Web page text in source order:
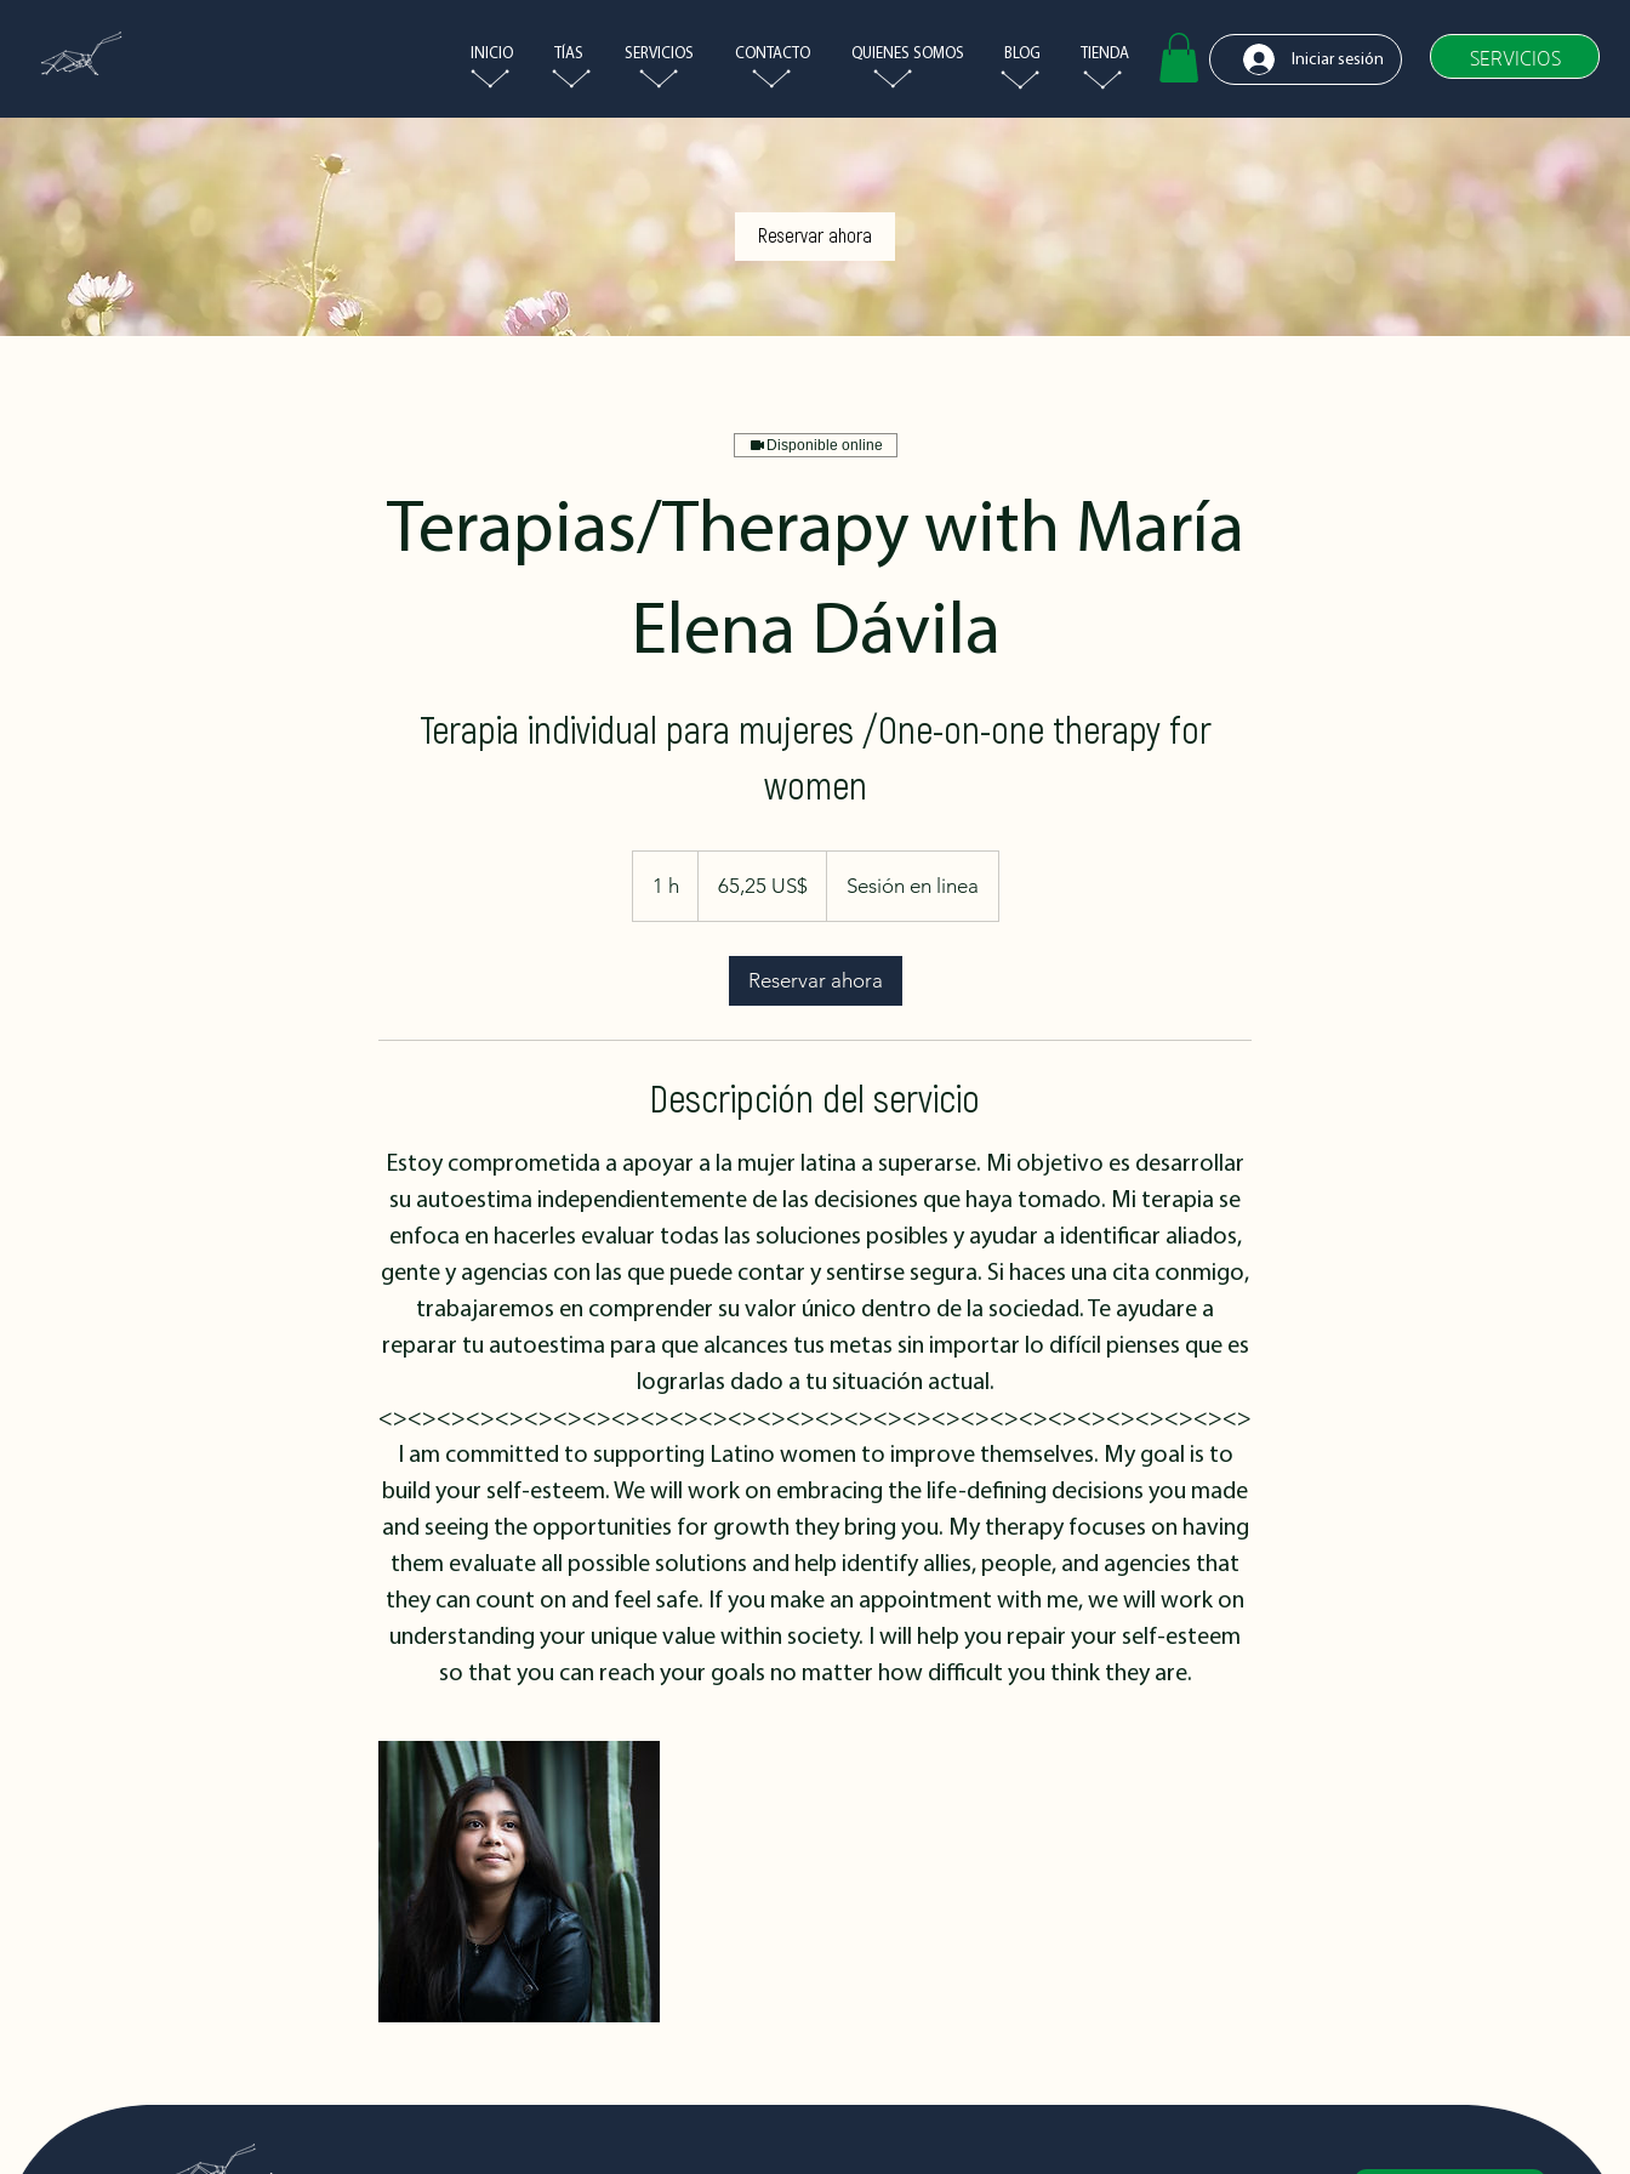
INICIO TÍAS SERVICIOS CONTACTO QUIENES SOMOS BLOG TIENDA Iniciar sesión SERVICIOS
Reservar ahora
Disponible online
Terapias/Therapy with María
Elena Dávila
Terapia individual para mujeres /One-on-one therapy for
women
1 h
estadounidenses
65,25 US$ Sesión en linea
Reservar ahora
Descripción del servicio
Estoy comprometida a apoyar a la mujer latina a superarse. Mi objetivo es desarrollar
su autoestima independientemente de las decisiones que haya tomado. Mi terapia se
enfoca en hacerles evaluar todas las soluciones posibles y ayudar a identificar aliados,
gente y agencias con las que puede contar y sentirse segura. Si haces una cita conmigo,
trabajaremos en comprender su valor único dentro de la sociedad. Te ayudare a
reparar tu autoestima para que alcances tus metas sin importar lo difícil pienses que es
lograrlas dado a tu situación actual.
<><><><><><><><><><><><><><><><><><><><><><><><><><><><><><>
I am committed to supporting Latino women to improve themselves. My goal is to
build your self-esteem. We will work on embracing the life-defining decisions you made
and seeing the opportunities for growth they bring you. My therapy focuses on having
them evaluate all possible solutions and help identify allies, people, and agencies that
they can count on and feel safe. If you make an appointment with me, we will work on
understanding your unique value within society. I will help you repair your self-esteem
so that you can reach your goals no matter how difficult you think they are.